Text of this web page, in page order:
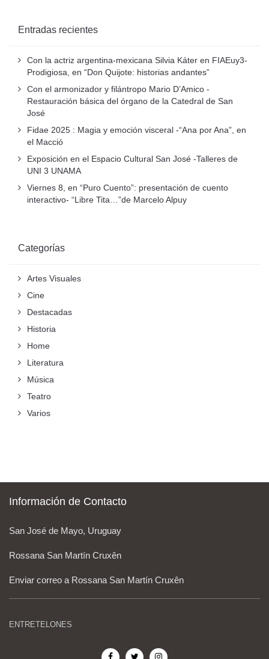
Entradas recientes
Con la actriz argentina-mexicana Silvia Káter en FIAEuy3-
Prodigiosa, en “Don Quijote: historias andantes”
Con el armonizador y filántropo Mario D’Amico -
Restauración básica del órgano de la Catedral de San
José
Fidae 2025 : Magia y emoción visceral -“Ana por Ana”, en
el Macció
Exposición en el Espacio Cultural San José -Talleres de
UNI 3 UNAMA
Viernes 8, en “Puro Cuento”: presentación de cuento
interactivo- “Libre Tita…”de Marcelo Alpuy
Categorías
Artes Visuales
Cine
Destacadas
Historia
Home
Literatura
Música
Teatro
Varios
Información de Contacto
San José de Mayo, Uruguay
Rossana San Martín Cruxên
Enviar correo a Rossana San Martín Cruxên
ENTRETELONES